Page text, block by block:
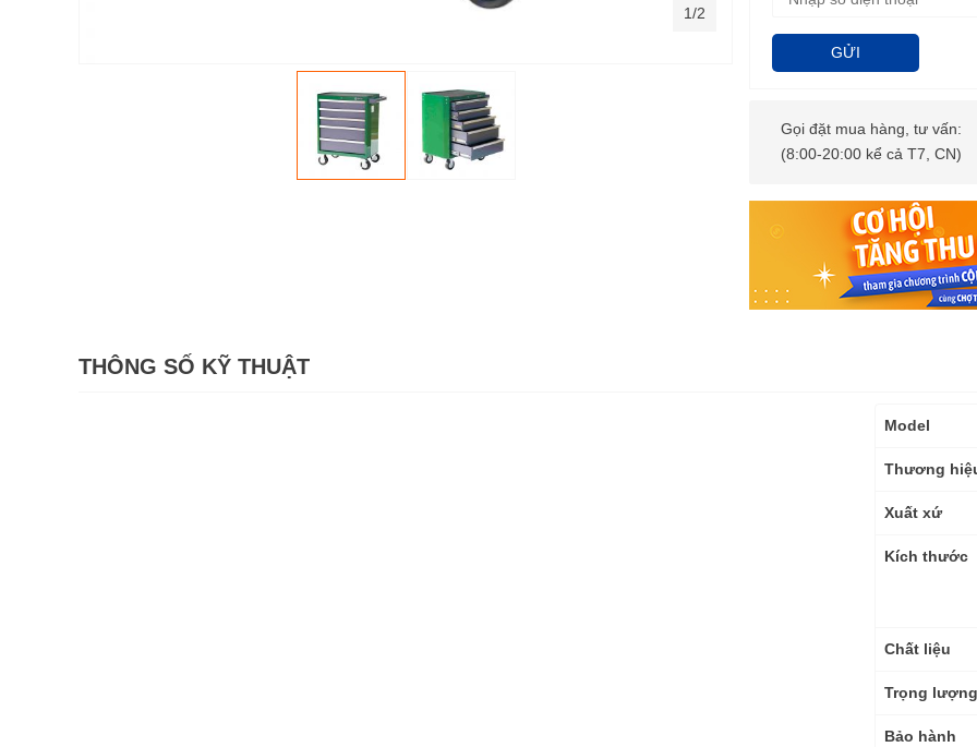
GỬI
Gọi đặt mua hàng, tư vấn:
(8:00-20:00 kể cả T7, CN)
1/2
THÔNG SỐ KỸ THUẬT
Thông
kỹ
Model
Thương
Xuất xứ
Kích thước
Chất liệu
Trọng lượng
Bảo hành